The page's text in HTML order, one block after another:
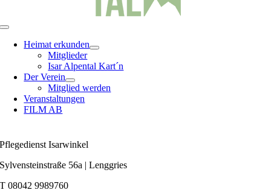
Toggle
NavigationHeimat erkunden
Mitglieder
Isar Alpental Kart´n
Der Verein
Mitglied werden
Veranstaltungen
FILM AB
Pflegedienst Isarwinkel
Sylvensteinstraße 56a | Lenggries
T 08042 9989760